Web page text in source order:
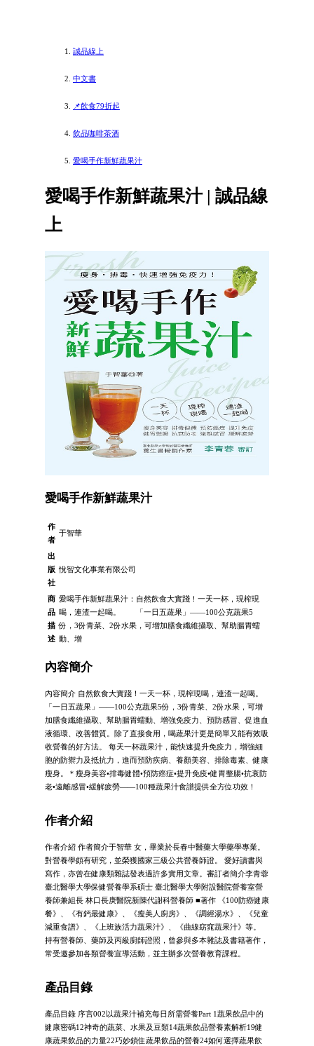
誠品線上
中文書
📌飲食79折起
飲品咖啡茶酒
愛喝手作新鮮蔬果汁
愛喝手作新鮮蔬果汁 | 誠品線
上
愛喝手作新鮮蔬果汁
作
者
于智華
出
版
社
悅智文化事業有限公司
商
品
描
述
愛喝手作新鮮蔬果汁：自然飲食大實踐！一天一杯，現榨現
喝，連渣一起喝。 「一日五蔬果」——100公克蔬果5
份，3份青菜、2份水果，可增加膳食纖維攝取、幫助腸胃蠕
動、增
內容簡介
內容簡介 自然飲食大實踐！一天一杯，現榨現喝，連渣一起喝。
「一日五蔬果」——100公克蔬果5份，3份青菜、2份水果，可增
加膳食纖維攝取、幫助腸胃蠕動、增強免疫力、預防感冒、促進血
液循環、改善體質。除了直接食用，喝蔬果汁更是簡單又能有效吸
收營養的好方法。 每天一杯蔬果汁，能快速提升免疫力，增強細
胞的防禦力及抵抗力，進而預防疾病、養顏美容、排除毒素、健康
瘦身。＊瘦身美容•排毒健體•預防癌症•提升免疫•健胃整腸•抗衰防
老•遠離感冒•緩解疲勞——100種蔬果汁食譜提供全方位功效！
作者介紹
作者介紹 作者簡介于智華 女，畢業於長春中醫藥大學藥學專業。
對營養學頗有研究，並榮獲國家三級公共營養師證。 愛好讀書與
寫作，亦曾在健康類雜誌發表過許多實用文章。審訂者簡介李青蓉
臺北醫學大學保健營養學系碩士 臺北醫學大學附設醫院營養室營
養師兼組長 林口長庚醫院新陳代謝科營養師 ■著作 《100防癌健康
餐》、《有鈣最健康》、《瘦美人廚房》、《調經湯水》、《兒童
減重食譜》、《上班族活力蔬果汁》、《曲線窈窕蔬果汁》等。
持有營養師、藥師及丙級廚師證照，曾參與多本雜誌及書籍著作，
常受邀參加各類營養宣導活動，並主辦多次營養教育課程。
產品目錄
產品目錄 序言002以蔬果汁補充每日所需營養Part 1蔬果飲品中的
健康密碼12神奇的蔬菜、水果及豆類14蔬果飲品營養素解析19健
康蔬果飲品的力量22巧妙鎖住蔬果飲品的營養24如何選擇蔬果飲